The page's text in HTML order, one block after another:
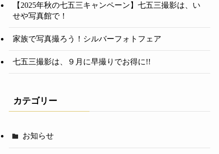
【2025年秋の七五三キャンペーン】七五三撮影は、い
せや写真館で！
家族で写真撮ろう！シルバーフォトフェア
七五三撮影は、９月に早撮りでお得に!!
カテゴリー
お知らせ